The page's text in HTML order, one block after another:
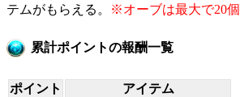
テムがもらえる。
※オーブは最大で20個
累計ポイントの報酬一覧
ポイント アイテム